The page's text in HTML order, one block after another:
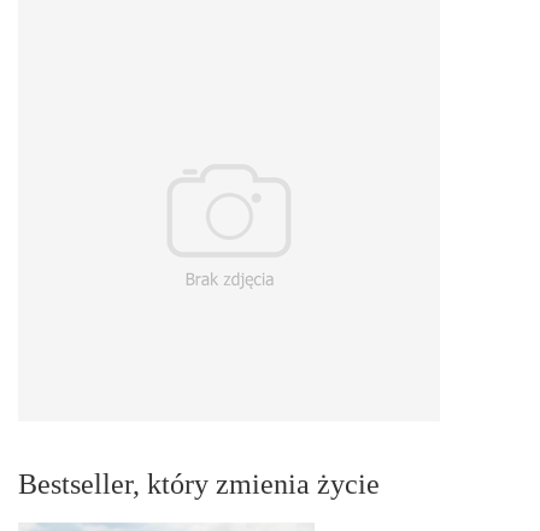
Bestseller, który zmienia życie